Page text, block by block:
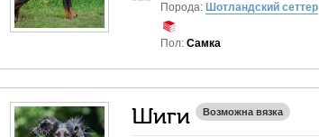
Порода: Шотландский сеттер
Пол: Самка
Шиги Возможна вязка